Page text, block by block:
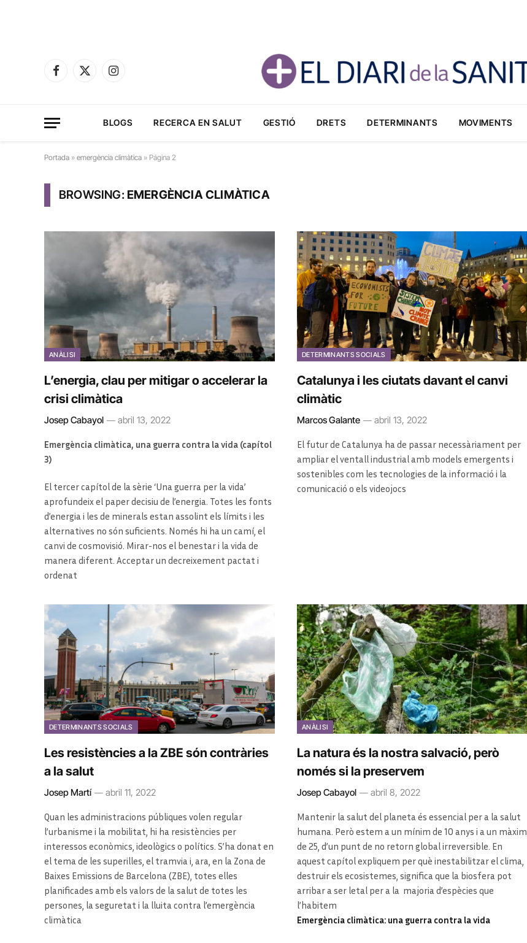
Facebook
X
Instagram
BLOGS RECERCA EN SALUT GESTIÓ DRETS DETERMINANTS MOVIMENTS
Portada » emergència climàtica » Página 2
BROWSING:EMERGÈNCIA CLIMÀTICA
ANÀLISI
L’energia, clau per mitigar o accelerar la
crisi climàtica
Josep Cabayol abril 13, 2022
Emergència climàtica, una guerra contra la vida (capítol
3)
El tercer capítol de la sèrie ‘Una guerra per la vida’
aprofundeix el paper decisiu de l’energia. Totes les fonts
d’energia i les de minerals estan assolint els límits i les
alternatives no són suficients. Només hi ha un camí, el
canvi de cosmovisió. Mirar-nos el benestar i la vida de
manera diferent. Acceptar un decreixement pactat i
ordenat
DETERMINANTS SOCIALS
Catalunya i les ciutats davant el canvi
climàtic
Marcos Galante abril 13, 2022
El futur de Catalunya ha de passar necessàriament per
ampliar el ventall industrial amb models emergents i
sostenibles com les tecnologies de la informació i la
comunicació o els videojocs
DETERMINANTS SOCIALS
Les resistències a la ZBE són contràries
a la salut
Josep Martí abril 11, 2022
Quan les administracions públiques volen regular
l’urbanisme i la mobilitat, hi ha resistències per
interessos econòmics, ideològics o polítics. S’ha donat en
el tema de les superilles, el tramvia i, ara, en la Zona de
Baixes Emissions de Barcelona (ZBE), totes elles
planificades amb els valors de la salut de totes les
persones, la seguretat i la lluita contra l’emergència
climàtica
ANÀLISI
La natura és la nostra salvació, però
només si la preservem
Josep Cabayol abril 8, 2022
Mantenir la salut del planeta és essencial per a la salut
humana. Però estem a un mínim de 10 anys i a un màxim
de 25, d’un punt de no retorn global irreversible. En
aquest capítol expliquem per què inestabilitzar el clima,
destruir els ecosistemes, significa que la biosfera pot
arribar a ser letal per a la majoria d’espècies que
l’habitem
Emergència climàtica: una guerra contra la vida